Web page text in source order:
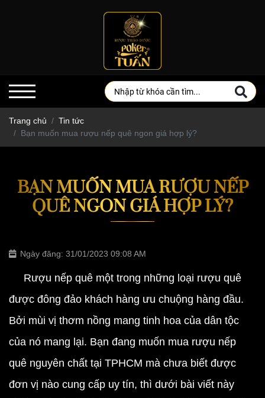
Trang chủ
Tin tức
Bạn muốn mua rượu nếp quê ngon giá hợp lý?
BẠN MUỐN MUA RƯỢU NẾP
QUÊ NGON GIÁ HỢP LÝ?
Ngày đăng: 31/01/2023 09:08 AM
Rượu nếp quê một trong những loại rượu quê
được đông đảo khách hàng ưu chuộng hàng đầu.
Bởi mùi vị thơm nồng mang tinh hoa của dân tộc
của nó mang lại. Bạn đang muốn mua rượu nếp
quê nguyên chất tại TPHCM mà chưa biết được
đơn vị nào cung cấp uy tín, thì dưới bài viết này